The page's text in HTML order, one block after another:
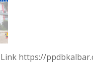
https://